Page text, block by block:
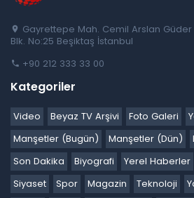
Gayrettepe Mah. Cemil Arslan Güder
Blk. No:25 Beşiktaş İstanbul
+90 212 333 33 00
Kategoriler
Video Beyaz TV Arşivi Foto Galeri
Manşetler (Bugün)
Manşetler (Dün)
Son Dakika
Biyografi Yerel Haberler
Siyaset
Spor Magazin Teknoloji